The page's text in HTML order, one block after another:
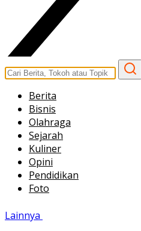
Berita
Bisnis
Olahraga
Sejarah
Kuliner
Opini
Pendidikan
Foto
Lainnya